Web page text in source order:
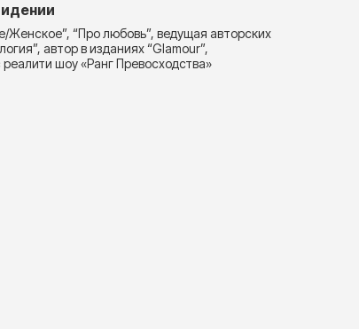
“Про любовь”, ведущая авторских
автор в изданиях “Glamour”,
шоу «Ранг Превосходства»